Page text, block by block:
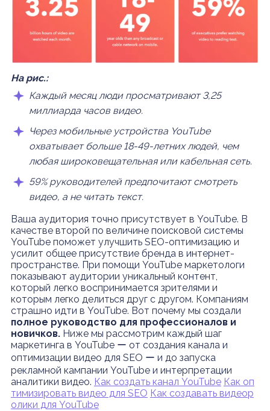
На рис.:
Каждый месяц люди просматривают 3,25
миллиарда часов видео.
Через мобильные устройства YouTube
охватывает больше 18-49-летних людей, чем
любая широковещательная или кабельная сеть.
59% руководителей предпочитают смотреть
видео, а не читать текст.
Ваша аудитория точно присутствует в YouTube. В
качестве второй по величине поисковой системы
YouTube поможет улучшить SEO-оптимизацию и
усилит общее присутствие бренда в интернет-
пространстве. При помощи YouTube маркетологи
показывают аудитории уникальный контент,
который легко воспринимается зрителями и
которым легко делиться друг с другом. Компаниям
страшно идти в YouTube. Вот почему мы создали
полное руководство для профессионалов и
новичков.Ниже мы рассмотрим каждый шаг
маркетинга в YouTube ー от создания канала и
оптимизации видео для SEO ー и до запуска
рекламной кампании YouTube и интерпретации
аналитики видео. Как создать канал YouTube Как оп
тимизировать видео для SEO Как создавать видеор
олики для YouTube